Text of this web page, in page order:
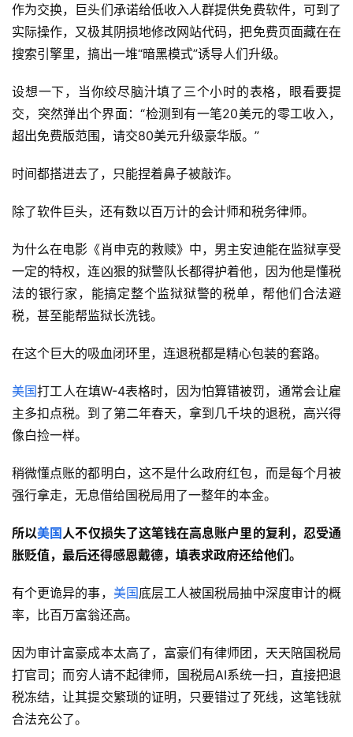
作为交换，巨头们承诺给低收入人群提供免费软件，可到了
实际操作，又极其阴损地修改网站代码，把免费页面藏在在
搜索引擎里，搞出一堆“暗黑模式”诱导人们升级。
设想一下，当你绞尽脑汁填了三个小时的表格，眼看要提
交，突然弹出个界面：“检测到有一笔20美元的零工收入，
超出免费版范围，请交80美元升级豪华版。”
时间都搭进去了，只能捏着鼻子被敲诈。
除了软件巨头，还有数以百万计的会计师和税务律师。
为什么在电影《肖申克的救赎》中，男主安迪能在监狱享受
一定的特权，连凶狠的狱警队长都得护着他，因为他是懂税
法的银行家，能搞定整个监狱狱警的税单，帮他们合法避
税，甚至能帮监狱长洗钱。
在这个巨大的吸血闭环里，连退税都是精心包装的套路。
美国打工人在填W-4表格时，因为怕算错被罚，通常会让雇
主多扣点税。到了第二年春天，拿到几千块的退税，高兴得
像白捡一样。
稍微懂点账的都明白，这不是什么政府红包，而是每个月被
强行拿走，无息借给国税局用了一整年的本金。
所以美国人不仅损失了这笔钱在高息账户里的复利，忍受通
胀贬值，最后还得感恩戴德， 填表求政府还给他们。
有个更诡异的事， 美国底层工人被国税局抽中深度审计的概
率，比百万富翁还高。
因为审计富豪成本太高了，富豪们有律师团，天天陪国税局
打官司；而穷人请不起律师，国税局AI系统一扫，直接把退
税冻结，让其提交繁琐的证明，只要错过了死线，这笔钱就
合法充公了。